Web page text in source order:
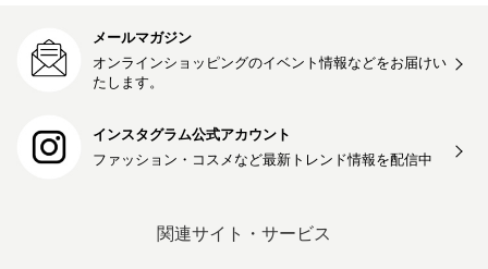
メールマガジン
オンラインショッピングのイベント情報などをお届けい
たします。
インスタグラム公式アカウント
ファッション・コスメなど最新トレンド情報を配信中
関連サイト・サービス